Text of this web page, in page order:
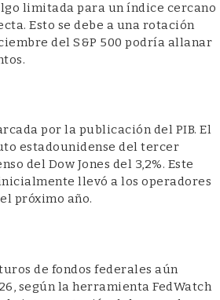
limitada para un índice cercano
Esto se debe a una rotación
del S&P 500 podría allanar
por la publicación del PIB. El
estadounidense del tercer
del Dow Jones del 3,2%. Este
llevó a los operadores
próximo año.
de fondos federales aún
según la herramienta FedWatch